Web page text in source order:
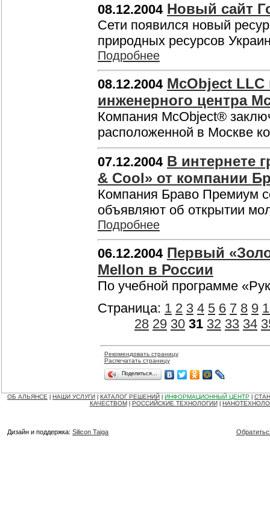
08.12.2004 Новый сайт
Сети появился новый
природных ресурсов
Подробнее
08.12.2004 McObject
инженерного центра
Компания McObject®
расположенной в Москве
07.12.2004 В интернете
& Cool» от компании
Компания Браво Премиум
объявляют об открытии
Подробнее
06.12.2004 Первый
Mellon в России
По учебной программе
Страница: 1 2 3 4 5 6 7 8 9
28 29 30 31 32 33 34
Рекомендовать страницу
Распечатать страницу
Поделиться…
ОБ АЛЬЯНСЕ НАШИ УСЛУГИ КАТАЛОГ РЕШЕНИЙ ИНФОРМАЦИОННЫЙ ЦЕНТР
КАЧЕСТВОМ
РОССИЙСКИЕ ТЕХНОЛОГИИ
Дизайн и поддержка: Silicon Taiga